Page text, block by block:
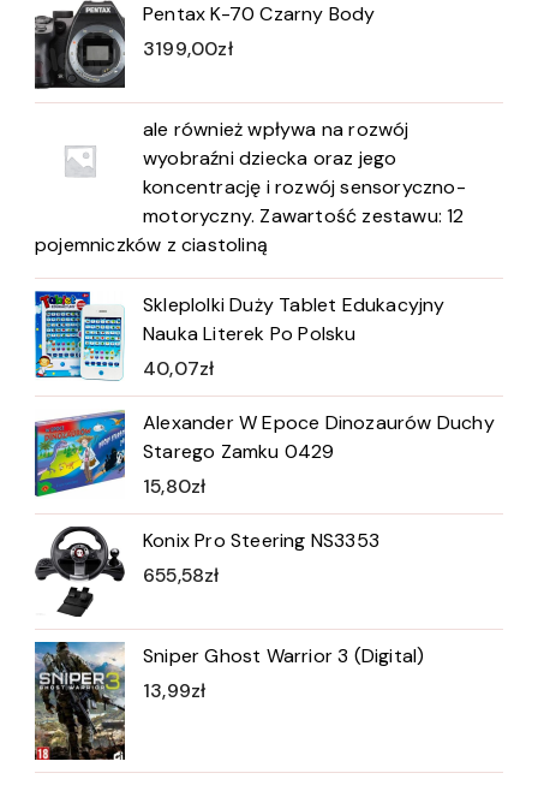
Pentax K-70 Czarny Body
3199,00zł
ale również wpływa na rozwój
wyobraźni dziecka oraz jego
koncentrację i rozwój sensoryczno-
motoryczny. Zawartość zestawu: 12
pojemniczków z ciastoliną
Skleplolki Duży Tablet Edukacyjny
Nauka Literek Po Polsku
40,07zł
Alexander W Epoce Dinozaurów Duchy
Starego Zamku 0429
15,80zł
Konix Pro Steering NS3353
655,58zł
Sniper Ghost Warrior 3 (Digital)
13,99zł